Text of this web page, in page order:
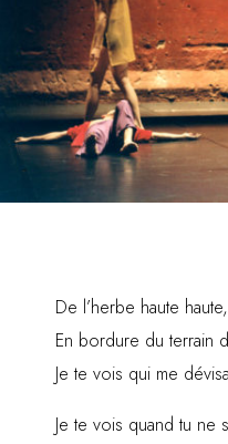
De l’herbe haute haute,
En bordure du terrain
Je te vois qui me
Je te vois quand tu ne